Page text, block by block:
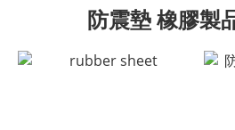
防震墊 橡膠製